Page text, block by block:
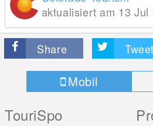
aktualisiert am 13 Jul
Share Tweet
Mobil
TouriSpo